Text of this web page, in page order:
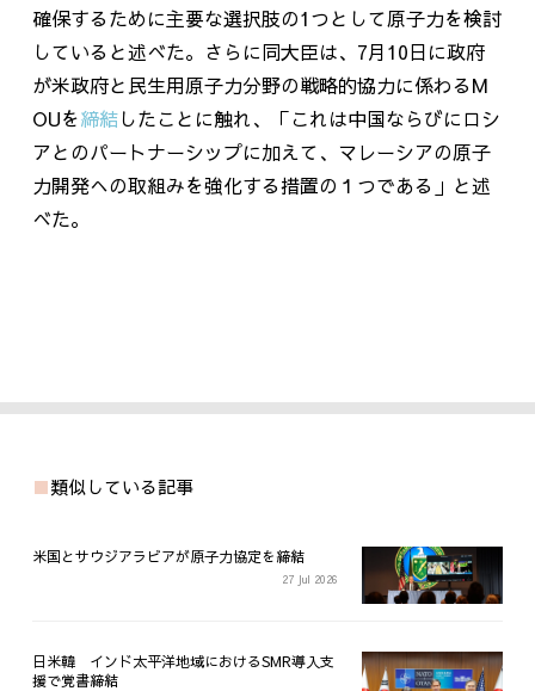
確保するために主要な選択肢の1つとして原子力を検討
していると述べた。さらに同大臣は、 7月10日に政府
が米政府と民生用原子力分野の戦略的協力に係わるM
OUを締結したことに触れ、「これは中国ならびにロシ
アとのパートナーシップに加えて、マレーシアの原子
力開発への取組みを強化する措置の１つである」と述
べた。
類似している記事
米国とサウジアラビアが原子力協定を締結
27 Jul 2026
日米韓 インド太平洋地域におけるSMR導入支
援で覚書締結